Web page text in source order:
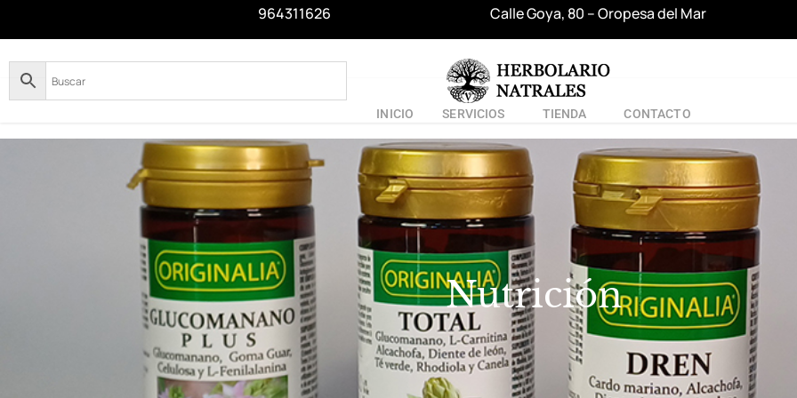
964311626 Calle Goya, 80 – Oropesa del Mar
INICIO SERVICIOS TIENDA CONTACTO
Nutrición